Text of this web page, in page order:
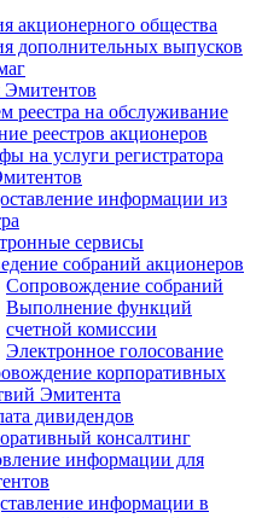
акционерного общества
дополнительных выпусков
Эмитентов
реестра на обслуживание
реестров акционеров
на услуги регистратора
информации из
сервисы
собраний акционеров
Сопровождение собраний
Выполнение функций
счетной комиссии
Электронное голосование
корпоративных
Эмитента
дивидендов
консалтинг
информации для
информации в